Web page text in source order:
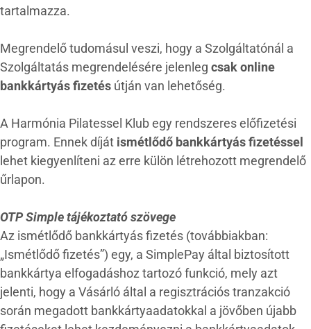
tartalmazza.
Megrendelő tudomásul veszi, hogy a Szolgáltatónál a
Szolgáltatás megrendelésére jelenleg csak online
bankkártyás fizetés útján van lehetőség.
A Harmónia Pilatessel Klub egy rendszeres előfizetési
program. Ennek díját ismétlődő bankkártyás fizetéssel
lehet kiegyenlíteni az erre külön létrehozott megrendelő
űrlapon.
OTP Simple tájékoztató szövege
Az ismétlődő bankkártyás fizetés (továbbiakban:
„Ismétlődő fizetés”) egy, a SimplePay által biztosított
bankkártya elfogadáshoz tartozó funkció, mely azt
jelenti, hogy a Vásárló által a regisztrációs tranzakció
során megadott bankkártyaadatokkal a jövőben újabb